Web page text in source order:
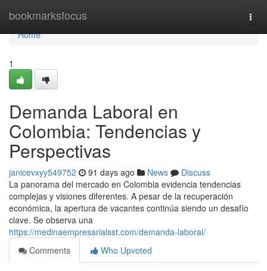
bookmarksfocus
Home
Home
1
Demanda Laboral en
Colombia: Tendencias y
Perspectivas
janicevxyy549752 91 days ago News
Discuss
La panorama del mercado en Colombia evidencia tendencias
complejas y visiones diferentes. A pesar de la recuperación
económica, la apertura de vacantes continúa siendo un desafío
clave. Se observa una
https://medinaempresarialsst.com/demanda-laboral/
Comments
Who Upvoted